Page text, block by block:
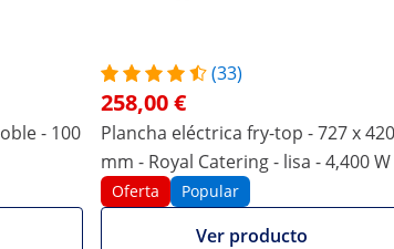
- 100
(33)
258,00 €
Plancha eléctrica fry-top - 727 x 420
mm - Royal Catering - lisa - 4,400 W
Oferta Popular
Ver producto
elaborar los mejores platos.
hostelería de Royal Catering, podrás
especialidades a la parrilla. Bistecs,
límites para su creatividad. La parrilla
y muy limpio. La placa de parrilla eléctrica
hasta puestecillos ambulantes o
La plancha potente y bien